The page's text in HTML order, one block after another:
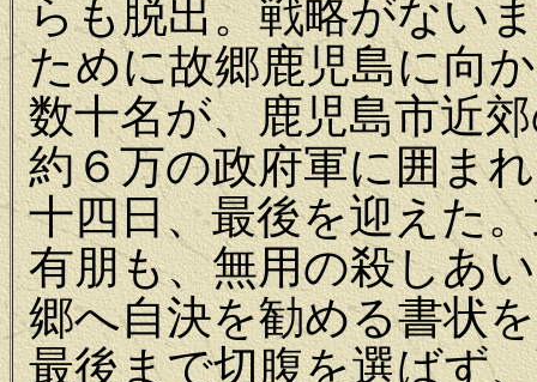
らも脱出。戦略がない
ために故郷鹿児島に向
数十名が、鹿児島市近
約６万の政府軍に囲ま
十四日、最後を迎えた
有朋も、無用の殺しあ
郷へ自決を勧める書状
最後まで切腹を選ばず